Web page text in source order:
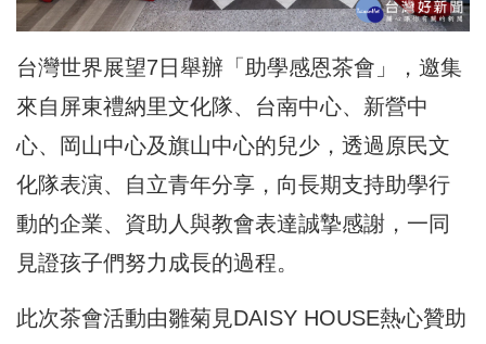
台灣世界展望7日舉辦「助學感恩茶會」，邀集
來自屏東禮納里文化隊、台南中心、新營中
心、岡山中心及旗山中心的兒少，透過原民文
化隊表演、自立青年分享，向長期支持助學行
動的企業、資助人與教會表達誠摯感謝，一同
見證孩子們努力成長的過程。
此次茶會活動由雛菊見DAISY HOUSE熱心贊助